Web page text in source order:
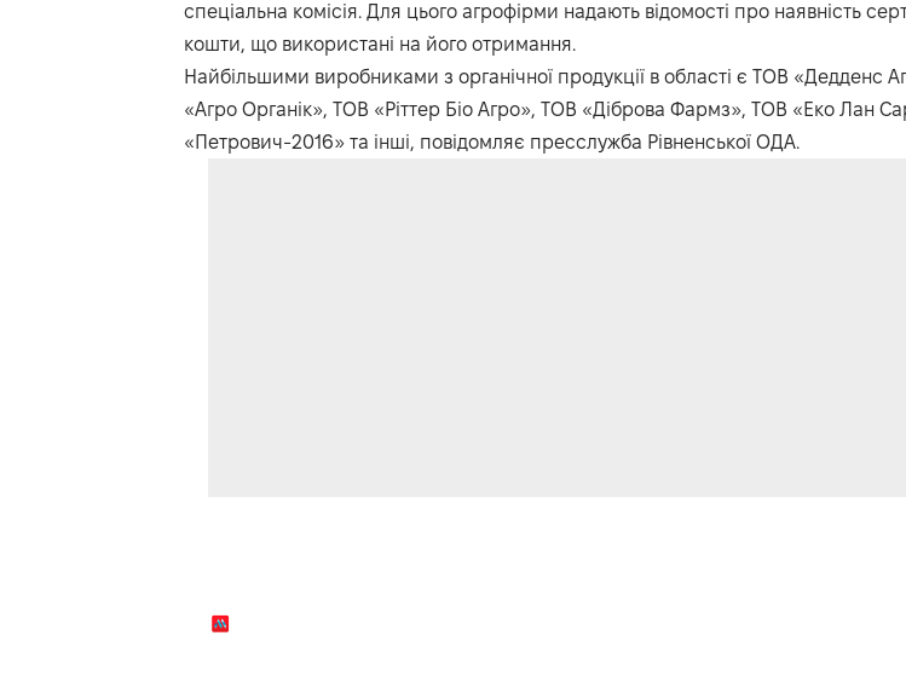
спеціальна комісія. Для цього агрофірми надають відомості про наявність
кошти, що використані на його отримання.
Найбільшими виробниками з органічної продукції в області є ТОВ «Дедденс
«Агро Органік», ТОВ «Ріттер Біо Агро», ТОВ «Діброва Фармз», ТОВ «Еко Лан
«Петрович-2016» та інші, повідомляє пресслужба Рівненської ОДА.